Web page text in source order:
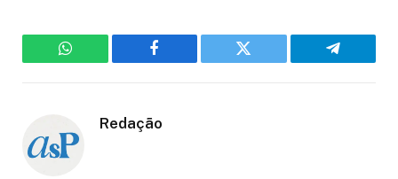
WhatsApp Facebook Twitter Telegram
Redação